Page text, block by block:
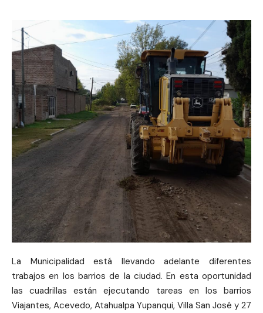
La Municipalidad está llevando adelante diferentes
trabajos en los barrios de la ciudad. En esta oportunidad
las cuadrillas están ejecutando tareas en los barrios
Viajantes, Acevedo, Atahualpa Yupanqui, Villa San José y 27